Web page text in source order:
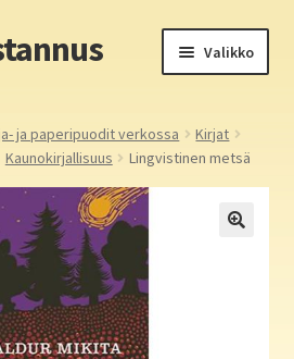
Valikko
ja paperipuodit verkossa
Kirjat
Kaunokirjallisuus Lingvistinen metsä